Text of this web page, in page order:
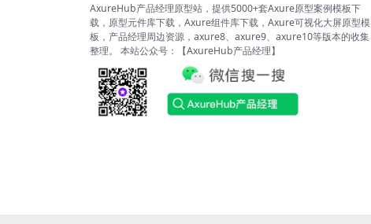
AxureHub产品经理原型站，提供5000+套Axure原型案例模板下
载，原型元件库下载，Axure组件库下载，Axure可视化大屏原型模
板，产品经理周边资源，axure8、axure9、axure10等版本的收集
整理。 本站公众号：【AxureHub产品经理】